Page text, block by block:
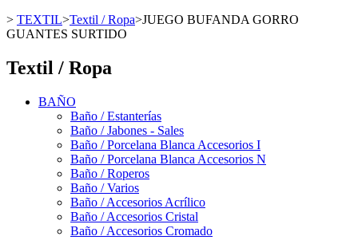
> TEXTIL>Textil / Ropa>JUEGO BUFANDA GORRO
GUANTES SURTIDO
Textil / Ropa
BAÑO
Baño / Estanterías
Baño / Jabones - Sales
Baño / Porcelana Blanca Accesorios I
Baño / Porcelana Blanca Accesorios N
Baño / Roperos
Baño / Varios
Baño / Accesorios Acrílico
Baño / Accesorios Cristal
Baño / Accesorios Cromado